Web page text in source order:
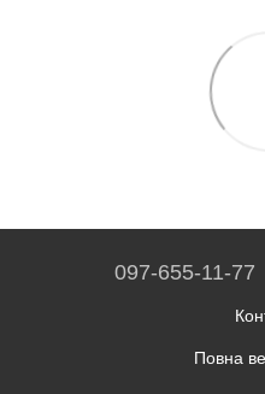
097-655-11-77
Повна